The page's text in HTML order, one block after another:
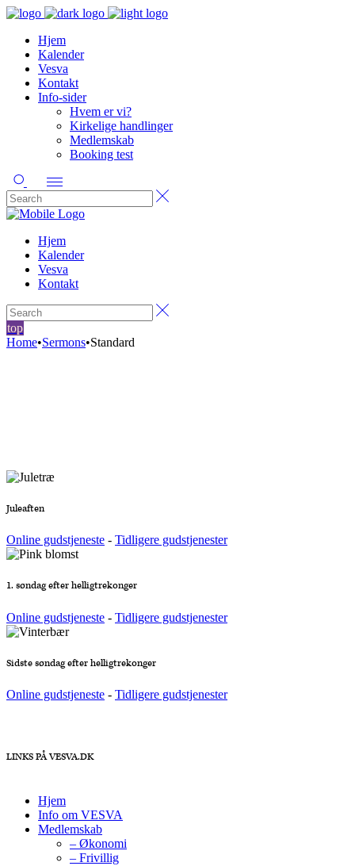
Hjem
Kalender
Vesva
Kontakt
Info-sider
Hvem er vi?
Kirkelige handlinger
Medlemskab
Booking test
Hjem
Kalender
Vesva
Kontakt
top
Home•Sermons•Standard
Juleaften
Online gudstjeneste - Tidligere gudstjenester
1. søndag efter helligtrekonger
Online gudstjeneste - Tidligere gudstjenester
Sidste søndag efter helligtrekonger
Online gudstjeneste - Tidligere gudstjenester
LINKS PÅ VESVA.DK
Hjem
Info om VESVA
Medlemskab
– Økonomi
– Frivillig